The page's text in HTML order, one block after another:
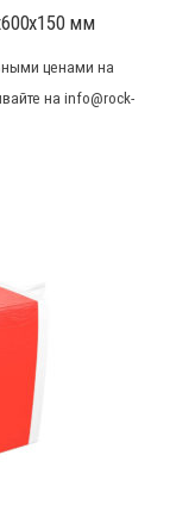
мм
ценами на
на info@rock-